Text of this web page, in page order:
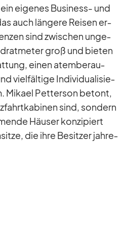
ei­ge­nes Busi­ness- und
auch län­gere Rei­sen er­
sind zwi­schen un­ge­
groß und bie­ten
ei­nen atem­be­rau­
viel­fäl­tige In­di­vi­dua­li­sie­
Mi­kael Pet­ter­son be­tont,
sind, son­dern
Häu­ser kon­zi­piert
die ihre Be­sit­zer jah­re­